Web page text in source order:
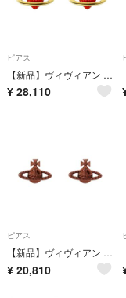
ピアス
【新品】ヴィヴィアン ウエストウッド Vivienne Westwood ピアス レディース 62010386 02R250 FABIANNA
¥ 28,110
ピアス
【新品】ヴィヴィアン ウエストウッド Vivienne Westwood ピアス ユニセックス 62010015 02D005 Farah
¥ 20,810